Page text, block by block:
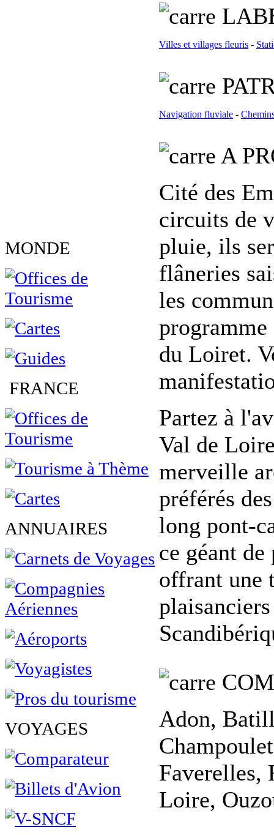
MONDE
FRANCE
ANNUAIRES
VOYAGES
L
Villes et villages fleuris -
Navigation fluviale -
A
Cité des
circuits de
pluie, ils
flâneries
les
programme
du Loiret.
Partez à
Val de
merveille
préférés
long pont-
ce géant
offrant une
Adon,
Faverelles,
Loire,